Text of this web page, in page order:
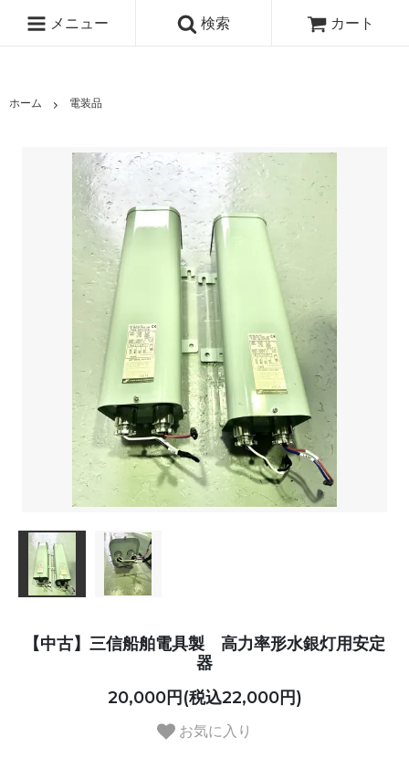
メニュー 検索 カート
ホーム 電装品
【中古】三信船舶電具製 高力率形水銀灯用安定
器
20,000円(税込22,000円)
お気に入り